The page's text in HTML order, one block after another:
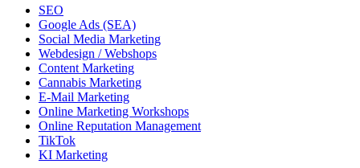
SEO
Google Ads (SEA)
Social Media Marketing
Webdesign / Webshops
Content Marketing
Cannabis Marketing
E-Mail Marketing
Online Marketing Workshops
Online Reputation Management
TikTok
KI Marketing